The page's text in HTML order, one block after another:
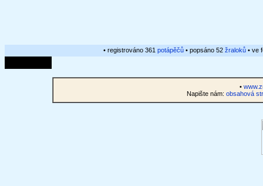
• registrováno 361 potápěčů • popsáno 52 žraloků • ve
•
Napište nám: obsahová